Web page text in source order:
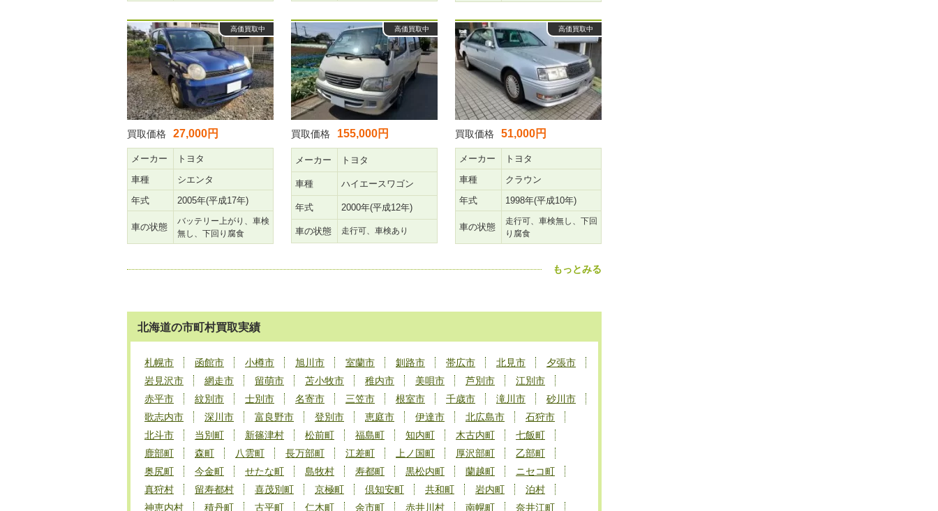
高価買取中
買取価格 27,000円
メーカー
トヨタ
車種
シエンタ
年式
2005年(平成17年)
車の状態
バッテリー上がり、車検
無し、下回り腐食
高価買取中
買取価格 155,000円
メーカー トヨタ
車種 ハイエースワゴン
年式 2000年(平成12年)
車の状態 走行可、車検あり
高価買取中
買取価格 51,000円
メーカー
トヨタ
車種
クラウン
年式
1998年(平成10年)
車の状態
走行可、車検無し、下回
り腐食
もっとみる
北海道の市町村買取実績
札幌市 函館市 小樽市 旭川市 室蘭市 釧路市 帯広市 北見市
夕張市
岩見沢市
網走市 留萌市 苫小牧市 稚内市 美唄市 芦別市
江別市
赤平市
紋別市 士別市 名寄市 三笠市 根室市 千歳市 滝川市
砂川市
歌志内市
深川市 富良野市 登別市 恵庭市 伊達市 北広島市
石狩市
北斗市
当別町 新篠津村 松前町 福島町 知内町 木古内町
七飯町
鹿部町
森町 八雲町 長万部町 江差町 上ノ国町 厚沢部町
乙部町
奥尻町
今金町 せたな町 島牧村 寿都町 黒松内町 蘭越町
ニセコ町
真狩村
留寿都村 喜茂別町 京極町 倶知安町 共和町 岩内町
泊村
神恵内村
積丹町 古平町 仁木町 余市町 赤井川村 南幌町 奈井江町